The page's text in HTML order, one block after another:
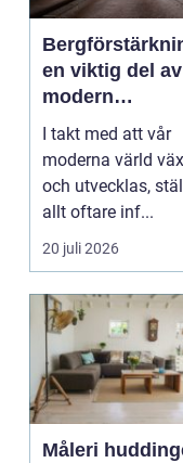
en viktig del av
modern
infrastruktur
I takt med att vår
moderna värld
och utvecklas,
allt oftare inf...
20 juli 2026
Måleri